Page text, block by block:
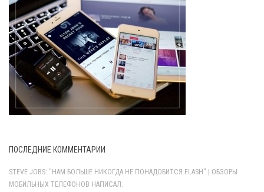
ПОСЛЕДНИЕ КОММЕНТАРИИ
STEVE JOBS: "НАМ БОЛЬШЕ НИКОГДА НЕ ПОНАДОБИТСЯ FLASH" | ОБЗОРЫ
МОБИЛЬНЫХ ТЕЛЕФОНОВ НАПИСАЛ: